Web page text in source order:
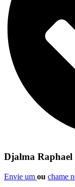
Djalma
Envie um ou chame